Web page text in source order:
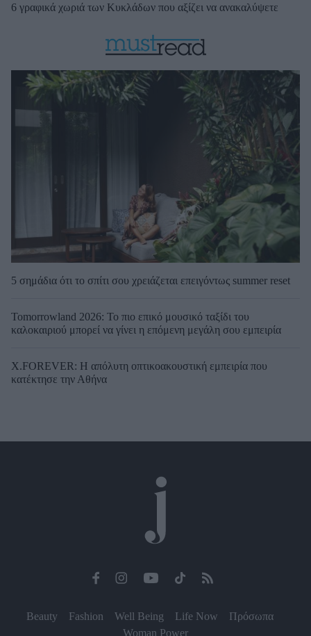
6 γραφικά χωριά των Κυκλάδων που αξίζει να ανακαλύψετε
5 σημάδια ότι το σπίτι σου χρειάζεται επειγόντως summer reset
Tomorrowland 2026: Το πιο επικό μουσικό ταξίδι του
καλοκαιριού μπορεί να γίνει η επόμενη μεγάλη σου εμπειρία
X.FOREVER: Η απόλυτη οπτικοακουστική εμπειρία που
κατέκτησε την Αθήνα
Beauty Fashion Well Being Life Now
Πρόσωπα
Woman Power